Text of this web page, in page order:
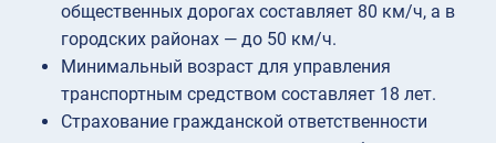
общественных дорогах составляет 80 км/ч, а в
городских районах — до 50 км/ч.
Минимальный возраст для управления
транспортным средством составляет 18 лет.
Страхование гражданской ответственности